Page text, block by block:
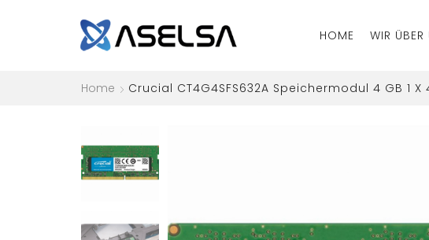
HOME WIR ÜBER
Home Crucial CT4G4SFS632A Speichermodul 4 GB 1 X